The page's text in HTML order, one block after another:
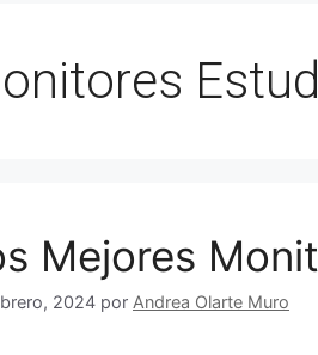
Mejores
2024 por Andrea Olarte Muro